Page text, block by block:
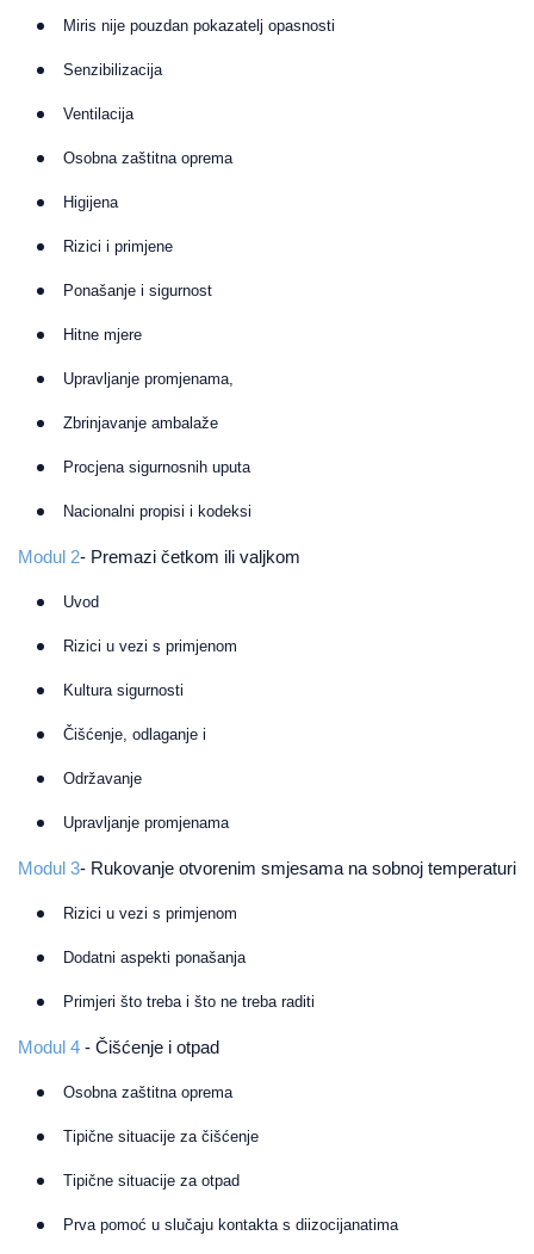
Miris nije pouzdan pokazatelj opasnosti
Senzibilizacija
Ventilacija
Osobna zaštitna oprema
Higijena
Rizici i primjene
Ponašanje i sigurnost
Hitne mjere
Upravljanje promjenama,
Zbrinjavanje ambalaže
Procjena sigurnosnih uputa
Nacionalni propisi i kodeksi
Modul 2- Premazi četkom ili valjkom
Uvod
Rizici u vezi s primjenom
Kultura sigurnosti
Čišćenje, odlaganje i
Održavanje
Upravljanje promjenama
Modul 3- Rukovanje otvorenim smjesama na sobnoj temperaturi
Rizici u vezi s primjenom
Dodatni aspekti ponašanja
Primjeri što treba i što ne treba raditi
Modul 4 - Čišćenje i otpad
Osobna zaštitna oprema
Tipične situacije za čišćenje
Tipične situacije za otpad
Prva pomoć u slučaju kontakta s diizocijanatima